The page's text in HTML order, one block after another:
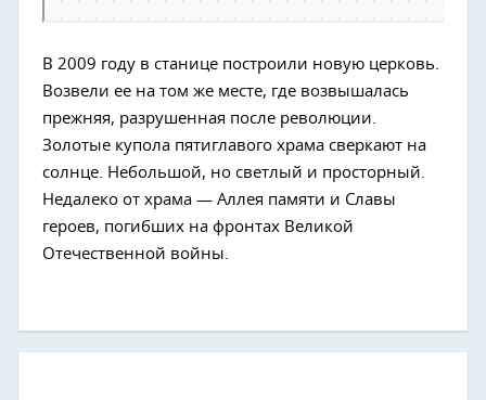
В 2009 году в станице построили новую церковь.
Возвели ее на том же месте, где возвышалась
прежняя, разрушенная после революции.
Золотые купола пятиглавого храма сверкают на
солнце. Небольшой, но светлый и просторный.
Недалеко от храма — Аллея памяти и Славы
героев, погибших на фронтах Великой
Отечественной войны.